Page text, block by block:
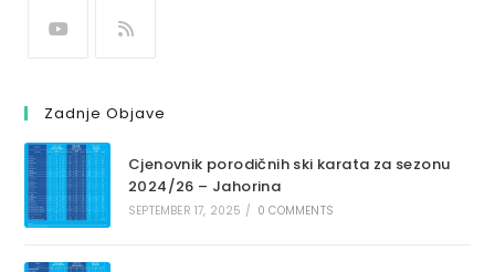
Zadnje Objave
Cjenovnik porodičnih ski karata za sezonu
2024/26 – Jahorina
SEPTEMBER 17, 2025 / 0 COMMENTS